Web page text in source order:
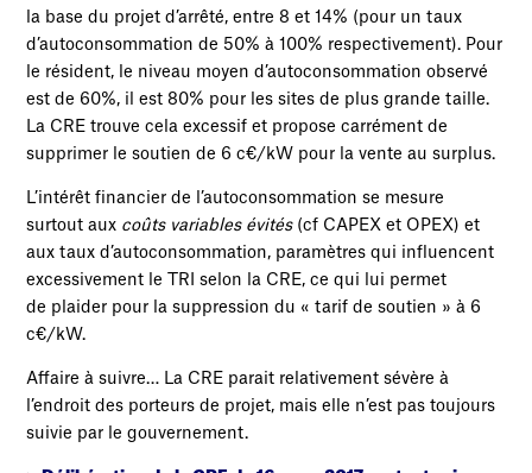
la base du projet d’arrêté, entre 8 et 14% (pour un taux
d’autoconsommation de 50% à 100% respectivement). Pour
le résident, le niveau moyen d’autoconsommation observé
est de 60%, il est 80% pour les sites de plus grande taille.
La CRE trouve cela excessif et propose carrément de
supprimer le soutien de 6 c€/kW pour la vente au surplus.
L’intérêt financier de l’autoconsommation se mesure
surtout aux coûts variables évités(cf CAPEX et OPEX) et
aux taux d’autoconsommation, paramètres qui influencent
excessivement le TRI selon la CRE, ce qui lui permet
de plaider pour la suppression du « tarif de soutien » à 6
c€/kW.
Affaire à suivre… La CRE parait relativement sévère à
l’endroit des porteurs de projet, mais elle n’est pas toujours
suivie par le gouvernement.